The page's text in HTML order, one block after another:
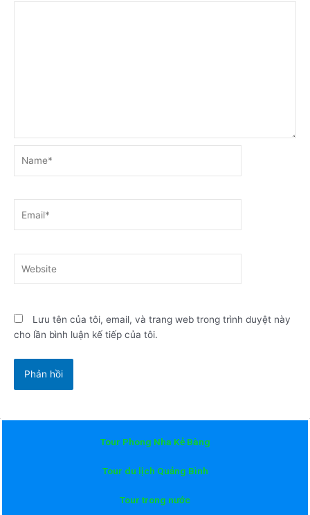
Lưu tên của tôi, email, và trang web trong trình duyệt này
cho lần bình luận kế tiếp của tôi.
Tour Phong Nha Kẻ Bàng
Tour du lịch Quảng Bình
Tour trong nước